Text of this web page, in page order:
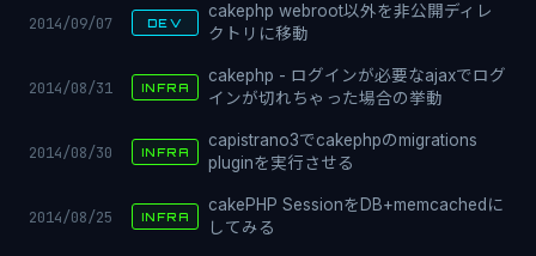
2014/09/07 DEV
cakephp webroot以外を非公開ディレ
クトリに移動
2014/08/31 INFRA
cakephp - ログインが必要なajaxでログ
インが切れちゃった場合の挙動
2014/08/30 INFRA
capistrano3でcakephpのmigrations
pluginを実行させる
2014/08/25 INFRA
cakePHP SessionをDB+memcachedに
してみる